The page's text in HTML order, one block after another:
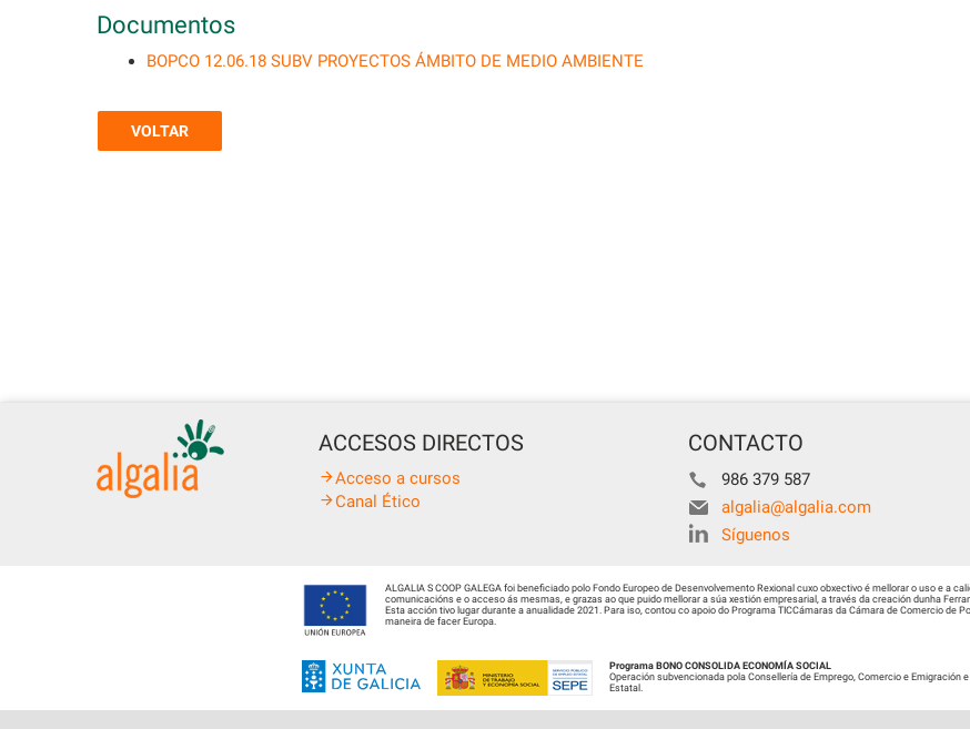
Documentos
BOPCO 12.06.18 SUBV PROYECTOS ÁMBITO DE MEDIO AMBIENTE
VOLTAR
ACCESOS DIRECTOS
Acceso a cursos
Canal Ético
CONTACTO
986 379 587
algalia@algalia.com
Síguenos
ALGALIA S COOP GALEGA foi beneficiado polo Fondo Europeo de Desenvolvemento Rexional cuxo obxectivo é mellorar o uso e a
comunicacións e o acceso ás mesmas, e grazas ao que puido mellorar a súa xestión empresarial, a través da creación dunha
Esta acción tivo lugar durante a anualidade 2021. Para iso, contou co apoio do Programa TICCámaras da Cámara de Comercio de
maneira de facer Europa.
Programa BONO CONSOLIDA ECONOMÍA SOCIAL
Operación subvencionada pola Consellería de Emprego, Comercio e Emigración
Estatal.